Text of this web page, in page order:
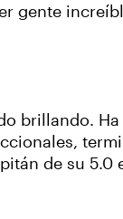
gente
brillando. Ha
de su 5.0